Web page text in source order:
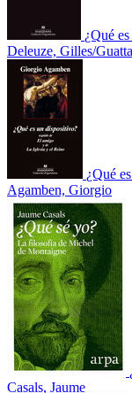
¿Qué
Deleuze, Gilles/
¿Qué
Agamben, Giorgio
Casals, Jaume